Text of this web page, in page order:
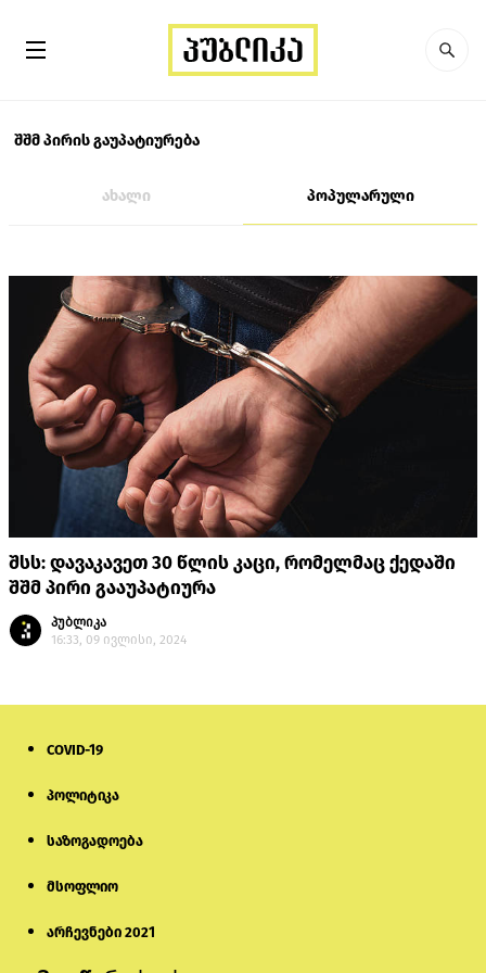
შშმ პირის გაუპატიურება
ახალი პოპულარული
შსს: დავაკავეთ 30 წლის კაცი, რომელმაც ქედაში
შშმ პირი გააუპატიურა
პუბლიკა
16:33, 09 ივლისი, 2024
COVID-19
პოლიტიკა
საზოგადოება
მსოფლიო
არჩევნები 2021